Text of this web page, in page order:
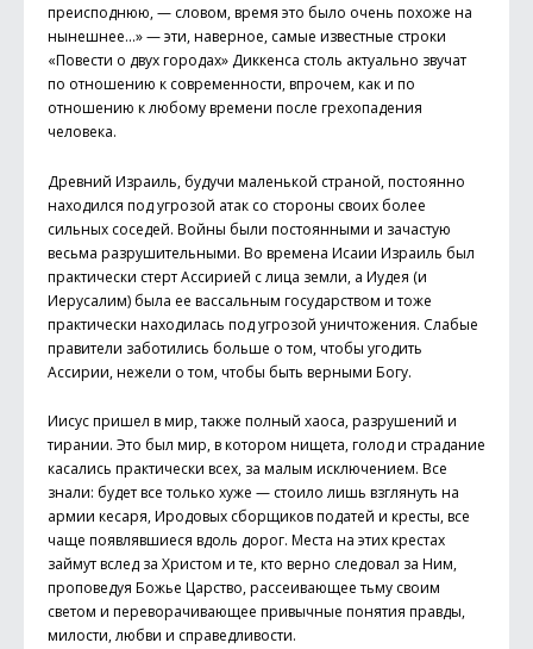
преисподнюю, — словом, время это было очень похоже на
нынешнее...» — эти, наверное, самые известные строки
«Повести о двух городах» Диккенса столь актуально звучат
по отношению к современности, впрочем, как и по
отношению к любому времени после грехопадения
человека.
Древний Израиль, будучи маленькой страной, постоянно
находился под угрозой атак со стороны своих более
сильных соседей. Войны были постоянными и зачастую
весьма разрушительными. Во времена Исаии Израиль был
практически стерт Ассирией с лица земли, а Иудея (и
Иерусалим) была ее вассальным государством и тоже
практически находилась под угрозой уничтожения. Слабые
правители заботились больше о том, чтобы угодить
Ассирии, нежели о том, чтобы быть верными Богу.
Иисус пришел в мир, также полный хаоса, разрушений и
тирании. Это был мир, в котором нищета, голод и страдание
касались практически всех, за малым исключением. Все
знали: будет все только хуже — стоило лишь взглянуть на
армии кесаря, Иродовых сборщиков податей и кресты, все
чаще появлявшиеся вдоль дорог. Места на этих крестах
займут вслед за Христом и те, кто верно следовал за Ним,
проповедуя Божье Царство, рассеивающее тьму своим
светом и переворачивающее привычные понятия правды,
милости, любви и справедливости.